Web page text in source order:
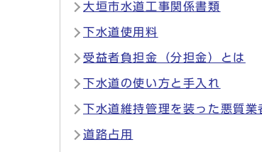
大垣市水道工事関係書類
下水道使用料
受益者負担金（分担金）とは
下水道の使い方と手入れ
下水道維持管理を装った悪質業
道路占用